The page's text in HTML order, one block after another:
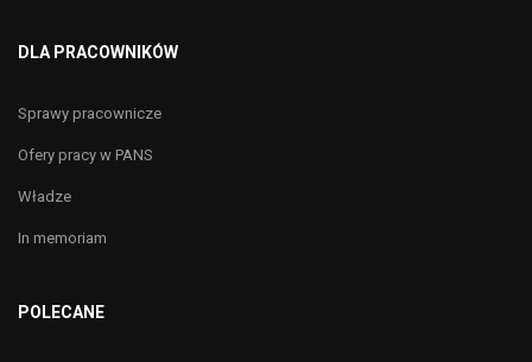
DLA PRACOWNIKÓW
Sprawy pracownicze
Ofery pracy w PANS
Władze
In memoriam
POLECANE